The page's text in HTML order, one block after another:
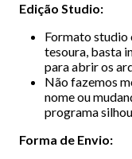
Edição Studio:
Formato studio
tesoura, basta
para abrir os
Não fazemos
nome ou
programa
Forma de Envio: